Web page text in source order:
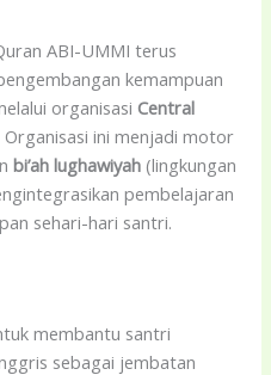
ABI-UMMI terus
kemampuan
organisasi Central
Organisasi ini menjadi motor
bi’ah lughawiyah (lingkungan
pembelajaran
sehari-hari santri.
membantu santri
sebagai jembatan